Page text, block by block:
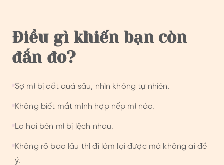
Điều gì khiến bạn còn
đắn đo?
Sợ mí bị cắt quá sâu, nhìn không tự nhiên.
Không biết mắt mình hợp nếp mí nào.
Lo hai bên mí bị lệch nhau.
Không rõ bao lâu thì đi làm lại được mà không ai để
ý.